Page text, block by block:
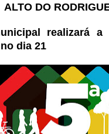
ALTO DO
realizará a
dia 21